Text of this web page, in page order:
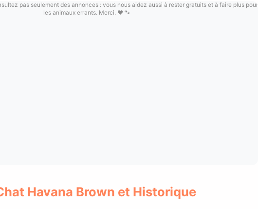
pas seulement des annonces : vous nous aidez aussi à rester gratuits et à faire plus pour
les animaux errants. Merci. ❤️ 🐾
Havana Brown et Historique